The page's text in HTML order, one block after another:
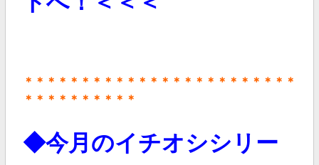
＊＊＊＊＊＊＊＊＊＊＊＊＊＊＊＊＊＊＊＊＊＊＊＊
＊＊＊＊＊＊＊＊＊＊
◆今月のイチオシシリー